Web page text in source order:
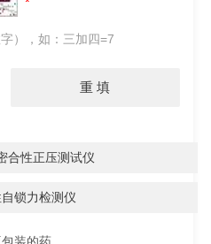
），如：三加四=7
合性正压测试仪
锁力检测仪